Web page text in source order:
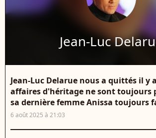
Jean-Luc
Jean-Luc Delarue nous a quittés il y
affaires d'héritage ne sont toujours
sa dernière femme Anissa toujours
6 août 2025 à 21:03